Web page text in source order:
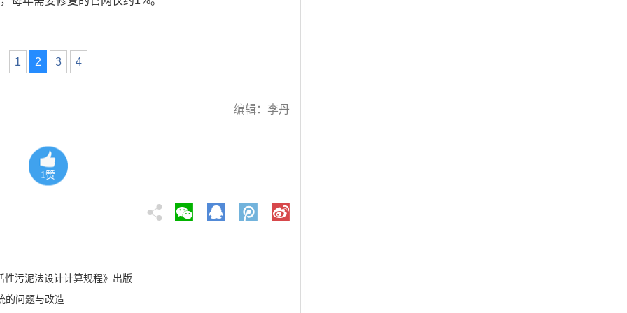
1 2 3 4
编辑：李丹
1赞
性污泥法设计计算规程》出版
的问题与改造